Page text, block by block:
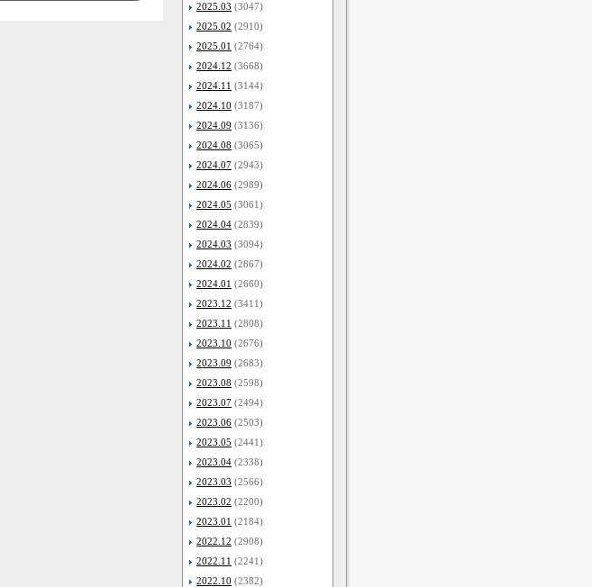
2025.03 (3047)
2025.02 (2910)
2025.01 (2764)
2024.12 (3668)
2024.11 (3144)
2024.10 (3187)
2024.09 (3136)
2024.08 (3065)
2024.07 (2943)
2024.06 (2989)
2024.05 (3061)
2024.04 (2839)
2024.03 (3094)
2024.02 (2867)
2024.01 (2660)
2023.12 (3411)
2023.11 (2808)
2023.10 (2676)
2023.09 (2683)
2023.08 (2598)
2023.07 (2494)
2023.06 (2503)
2023.05 (2441)
2023.04 (2338)
2023.03 (2566)
2023.02 (2200)
2023.01 (2184)
2022.12 (2908)
2022.11 (2241)
2022.10 (2382)